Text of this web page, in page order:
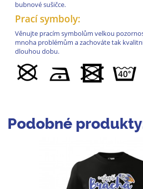
bubnové sušičce.
Prací symboly:
Věnujte pracím symbolům velkou
mnoha problémům a zachováte tak
dlouhou dobu.
Podobné